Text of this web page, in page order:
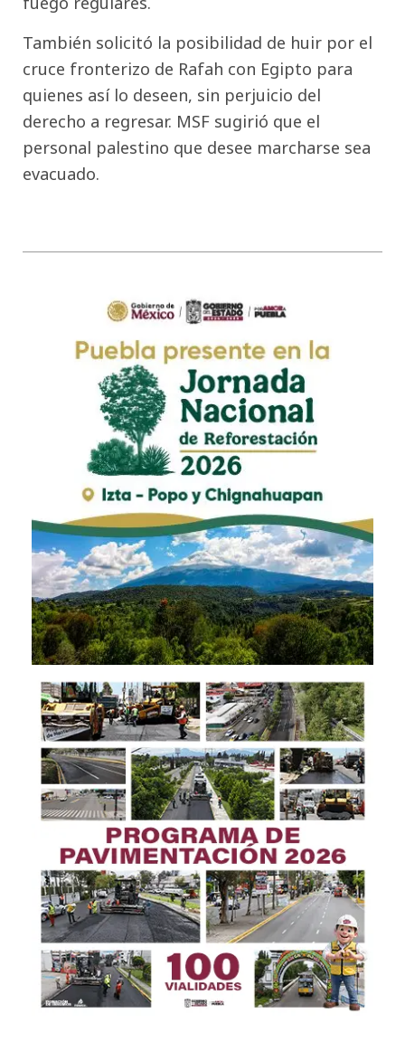
También solicitó la posibilidad de huir por el
cruce fronterizo de Rafah con Egipto para
quienes así lo deseen, sin perjuicio del
derecho a regresar. MSF sugirió que el
personal palestino que desee marcharse sea
evacuado.